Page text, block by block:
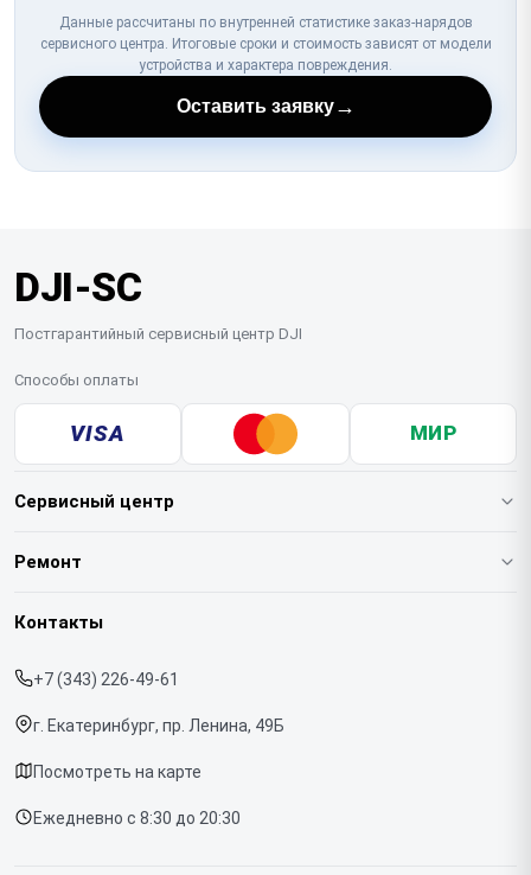
Данные рассчитаны по внутренней статистике заказ-нарядов
сервисного центра. Итоговые сроки и стоимость зависят от модели
устройства и характера повреждения.
Оставить заявку→
DJI-SC
Постгарантийный сервисный центр DJI
Способы оплаты
VISA МИР
Сервисный центр
О нашем сервисе
Срочный ремонт
Доставка и способы оплаты
Диагностика
Контакты
Ремонт
Квадрокоптеров
Контакты
+7 (343) 226-49-61
г. Екатеринбург, пр. Ленина, 49Б
Посмотреть на карте
Ежедневно с 8:30 до 20:30